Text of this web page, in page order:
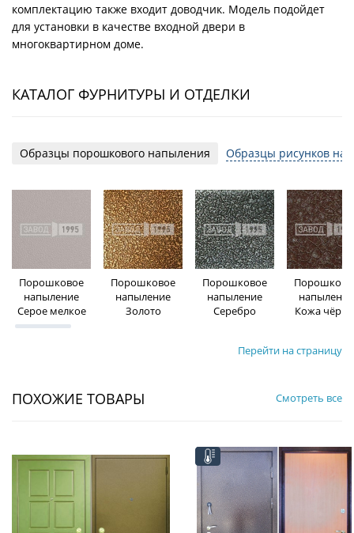
комплектацию также входит доводчик. Модель подойдет
для установки в качестве входной двери в
многоквартирном доме.
КАТАЛОГ ФУРНИТУРЫ И ОТДЕЛКИ
Образцы порошкового напыления Образцы рисунков на
Порошковое
напыление
Серое мелкое
Порошковое
напыление
Золото
Порошковое
напыление
Серебро
напыление
Кожа
Перейти на страницу
ПОХОЖИЕ ТОВАРЫ Смотреть все